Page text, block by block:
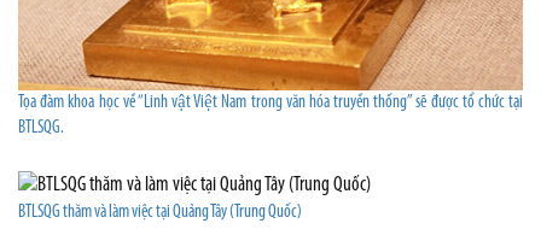
Tọa đàm khoa học về “Linh vật Việt Nam trong văn hóa truyền thống” sẽ được tổ chức tại
BTLSQG.
BTLSQG thăm và làm việc tại Quảng Tây (Trung Quốc)